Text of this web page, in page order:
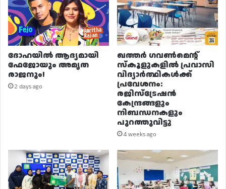
ദോഹയിൽ ആദ്യമായി
ഫേജോയും അമൃത
രാജനും!
2 days ago
ഖത്തർ ഗവൺമെന്റ്
സ്കൂളുകളിൽ പ്രവാസി
വിദ്യാർത്ഥികൾക്ക്
പ്രവേശനം:
രജിസ്ട്രേഷൻ
കേന്ദ്രങ്ങളും
നിബന്ധനകളും
പുറത്തുവിട്ടു
4 weeks ago